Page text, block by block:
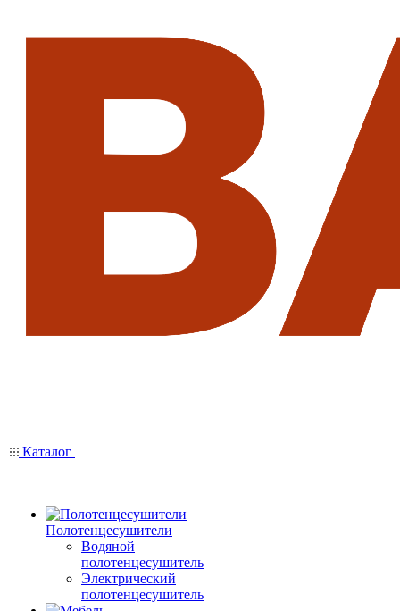
Каталог
Полотенцесушители
Водяной
полотенцесушитель
Электрический
полотенцесушитель